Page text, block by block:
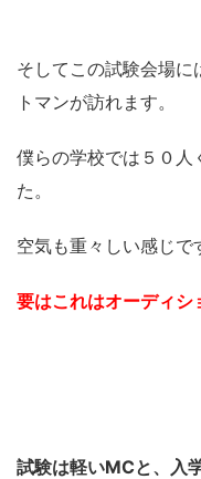
そしてこの試験会場に
トマンが訪れます。
僕らの学校では５０人
た。
空気も重々しい感じで
要はこれはオーディシ
試験は軽いMCと、入